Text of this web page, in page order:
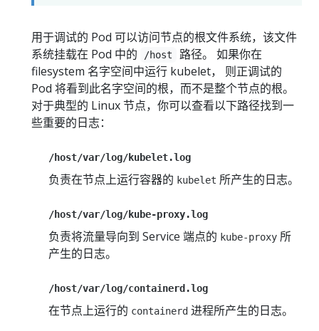
用于调试的 Pod 可以访问节点的根文件系统，该文件
系统挂载在 Pod 中的
/host
路径。 如果你在
filesystem 名字空间中运行 kubelet， 则正调试的
Pod 将看到此名字空间的根，而不是整个节点的根。
对于典型的 Linux 节点，你可以查看以下路径找到一
些重要的日志：
/host/var/log/kubelet.log
负责在节点上运行容器的 kubelet 所产生的日志。
/host/var/log/kube-proxy.log
负责将流量导向到 Service 端点的 kube-proxy 所
产生的日志。
/host/var/log/containerd.log
在节点上运行的 containerd 进程所产生的日志。